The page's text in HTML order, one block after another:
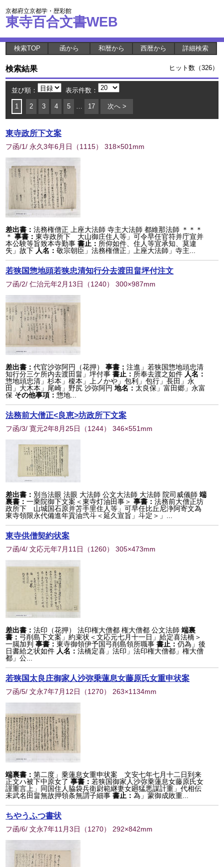
京都府立京都学・歴彩館
東寺百合文書WEB
検索TOP 函から 和暦から 西暦から 詳細検索
検索結果 ヒット数（326）
並び順： 表示件数：
1 2 3 4 5 … 17 次へ >
東寺政所下文案
フ函/1/ 永久3年6月日 （1115） 318×501mm
差出書：法務権僧正 上座大法師 寺主大法師 都維那法師 ＊＊＊
＊ 事書：東寺政所下 大山御庄住人等」可令早任官符并庁宣并
本公験等旨致本寺勤事書止： 所仰如件、住人等宜承知、莫違
失」故下 人名：敬宗朝臣」法務権僧正」上座大法師」寺主...
若狭国惣地頭若狭忠清知行分去渡田畠坪付注文
フ函/2/ 仁治元年2月13日 （1240） 300×987mm
差出書：代官沙弥阿円（花押） 事書：注進」若狭国惣地頭忠清
知行分三ケ所内去渡田畠」坪付事書止： 所奉去渡之如件 人名：
惣地頭忠清」杉本」榎本」上ノかや」包利」包行」長田」永
田」大木本」尾崎」野尻 沙弥阿円 地名： 太良保」富田郷」永富
保 その他事項：惣地...
法務前大僧正<良恵>坊政所下文案
フ函/3/ 寛元2年8月25日 （1244） 346×551mm
差出書： 別当法眼 法眼 大法師 公文大法師 大法師 院司威儀師 端
裏書：一乗院御下文案＜東寺灯油田事＞ 事書：法務前大僧正坊
政所下 山城国石原并苫手里住人等」可早任比丘尼浄阿寄文為
東寺領限永代備進年貢油弐斗＜延久宣旨」斗定＞」...
東寺供僧契約状案
フ函/4/ 文応元年7月11日 （1260） 305×473mm
差出書：法印（花押） 法印権大僧都 権大僧都 公文法師 端裏
書： 弓削島下文案」約束状＜文応元七月十一日」給定喜法橋＞
一臈加判 事書：東寺御領伊予国弓削島領所職事書止：仍為」後
日書給之状如件 人名：法橋定喜」法印」法印権大僧都」権大僧
都」公...
若狭国太良庄御家人沙弥乗蓮息女藤原氏女重申状案
フ函/5/ 文永7年7月12日 （1270） 263×1134mm
端裏書：第二度」乗蓮息女重申状案 文安七年七月十二日到来
正文ハ被下中原女了 事書：若狭国御家人沙弥乗蓮息女藤原氏女
謹重言上」同国住人脇袋兵衛尉範継妻女廻猛悪謀計重」代相伝
未武名田畠無故押領条無謂子細事書止：為」蒙御成敗重...
ちやうふつ書状
フ函/6/ 文永7年11月3日 （1270） 292×842mm